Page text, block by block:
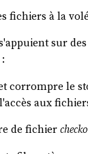
fichiers à la
sur des
corrompre le
aux
de fichier